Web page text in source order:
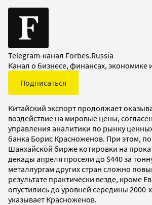
Telegram-канал Forbes.Russia
Канал о бизнесе, финансах, экономике
Подписаться
Китайский экспорт продолжает
воздействие на мировые цены,
управления аналитики по рынку
банка Борис Красноженов. При этом, по
Шанхайской бирже котировки на
декады апреля просели до $440 за
металлургам других стран сложно
результате практически везде, кроме
опустились до уровней середины 2000-
указывает Красноженов.